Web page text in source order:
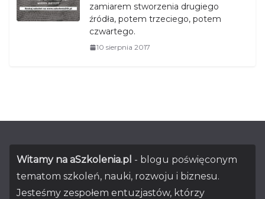
zamiarem stworzenia drugiego
źródła, potem trzeciego, potem
czwartego.
10 sierpnia 2017
Witamy na aSzkolenia.pl - blogu poświęconym
tematom szkoleń, nauki, rozwoju i biznesu.
Jesteśmy zespołem entuzjastów, którzy